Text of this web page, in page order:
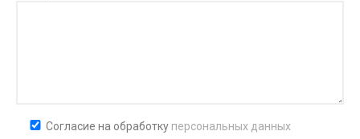
Согласие на обработку персональных данных